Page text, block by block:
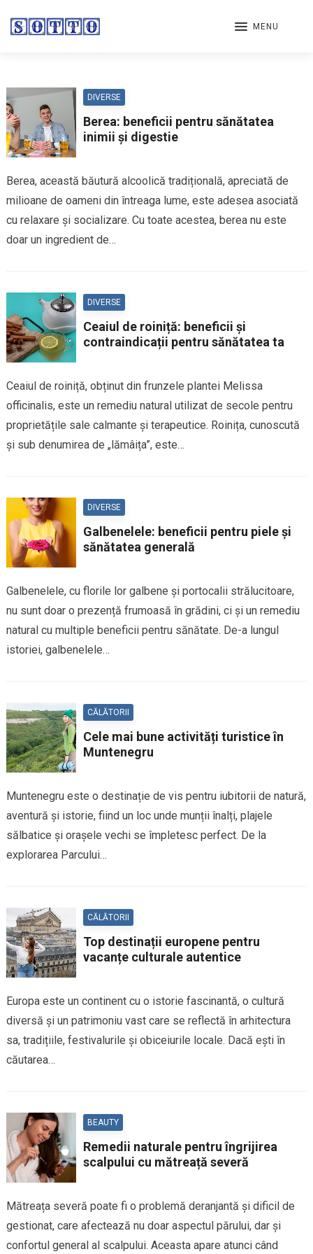
MENU
DIVERSE
Berea: beneficii pentru sănătatea
inimii și digestie
Berea, această băutură alcoolică tradițională, apreciată de
milioane de oameni din întreaga lume, este adesea asociată
cu relaxare și socializare. Cu toate acestea, berea nu este
doar un ingredient de…
DIVERSE
Ceaiul de roiniță: beneficii și
contraindicații pentru sănătatea ta
Ceaiul de roiniță, obținut din frunzele plantei Melissa
officinalis, este un remediu natural utilizat de secole pentru
proprietățile sale calmante și terapeutice. Roinița, cunoscută
și sub denumirea de „lămâița”, este…
DIVERSE
Galbenelele: beneficii pentru piele și
sănătatea generală
Galbenelele, cu florile lor galbene și portocalii strălucitoare,
nu sunt doar o prezență frumoasă în grădini, ci și un remediu
natural cu multiple beneficii pentru sănătate. De-a lungul
istoriei, galbenelele…
CĂLĂTORII
Cele mai bune activități turistice în
Muntenegru
Muntenegru este o destinație de vis pentru iubitorii de natură,
aventură și istorie, fiind un loc unde munții înalți, plajele
sălbatice și orașele vechi se împletesc perfect. De la
explorarea Parcului…
CĂLĂTORII
Top destinații europene pentru
vacanțe culturale autentice
Europa este un continent cu o istorie fascinantă, o cultură
diversă și un patrimoniu vast care se reflectă în arhitectura
sa, tradițiile, festivalurile și obiceiurile locale. Dacă ești în
căutarea…
BEAUTY
Remedii naturale pentru îngrijirea
scalpului cu mătreață severă
Mătreața severă poate fi o problemă deranjantă și dificil de
gestionat, care afectează nu doar aspectul părului, dar și
confortul general al scalpului. Aceasta apare atunci când